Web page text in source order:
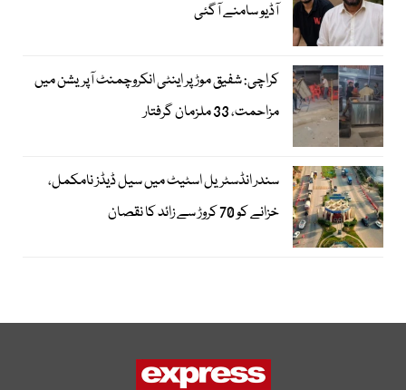
آڈیو سامنے آگئی
کراچی: شفیق موڑ پر اینٹی انکروچمنٹ آپریشن میں
مزاحمت، 33 ملزمان گرفتار
سندر انڈسٹریل اسٹیٹ میں سیل ڈیڈز نامکمل،
خزانے کو 70 کروڑ سے زائد کا نقصان